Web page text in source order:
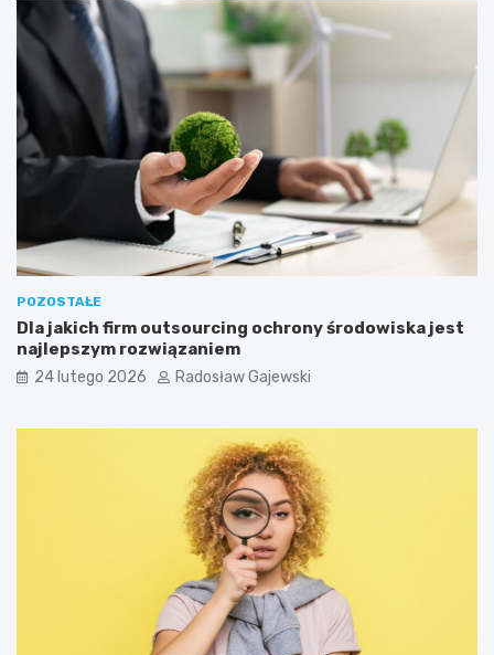
POZOSTAŁE
Dla jakich firm outsourcing ochrony środowiska jest
najlepszym rozwiązaniem
24 lutego 2026 Radosław Gajewski